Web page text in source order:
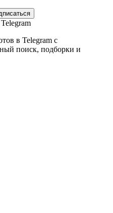
в Telegram с
поиск, подборки и